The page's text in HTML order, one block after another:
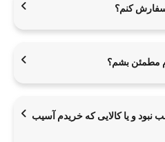
کنم؟
مطمئن بشم؟
و یا کالایی که خریدم آسیب